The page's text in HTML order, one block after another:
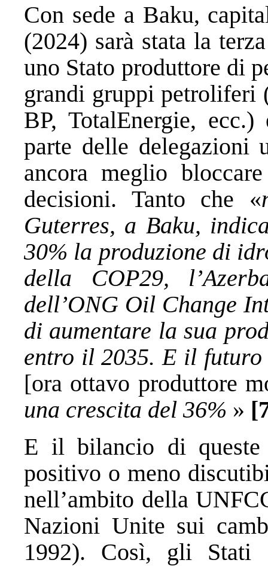
Con sede a Baku,
(2024) sarà stata la
uno Stato produttore di
grandi gruppi petroliferi
BP, TotalEnergie,
parte delle
ancora meglio
decisioni. Tanto che «
Guterres, a Baku,
30% la produzione di
della COP29,
dell’ONG Oil Change
di aumentare la sua
entro il 2035. E il
[ora ottavo produttore
una crescita del 36% »
E il bilancio di
positivo o meno
nell’ambito della
Nazioni Unite sui
1992). Così, gli Stati